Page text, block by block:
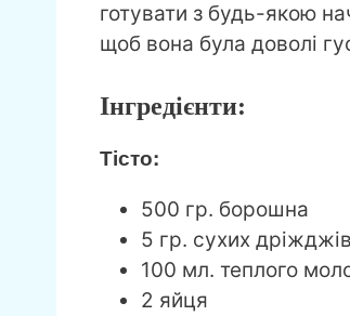
готувати з будь-якою
щоб вона була доволі
Інгредієнти:
Тісто:
500 гр. борошна
5 гр. сухих
100 мл. теплого
2 яйця